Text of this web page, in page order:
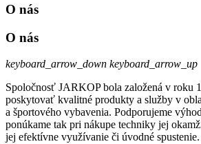
O nás
O nás
keyboard_arrow_down keyboard_arrow_up
Spoločnosť JARKOP bola založená v roku
poskytovať kvalitné produkty a služby v
a športového vybavenia. Podporujeme
ponúkame tak pri nákupe techniky jej
jej efektívne využívanie či úvodné spustenie.